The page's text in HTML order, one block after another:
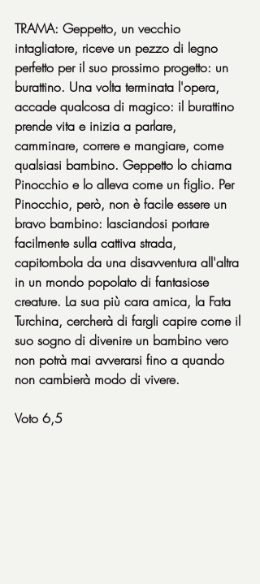
TRAMA: Geppetto, un vecchio
intagliatore, riceve un pezzo di legno
perfetto per il suo prossimo progetto: un
burattino. Una volta terminata l'opera,
accade qualcosa di magico: il burattino
prende vita e inizia a parlare,
camminare, correre e mangiare, come
qualsiasi bambino. Geppetto lo chiama
Pinocchio e lo alleva come un figlio. Per
Pinocchio, però, non è facile essere un
bravo bambino: lasciandosi portare
facilmente sulla cattiva strada,
capitombola da una disavventura all'altra
in un mondo popolato di fantasiose
creature. La sua più cara amica, la Fata
Turchina, cercherà di fargli capire come il
suo sogno di divenire un bambino vero
non potrà mai avverarsi fino a quando
non cambierà modo di vivere.
Voto 6,5